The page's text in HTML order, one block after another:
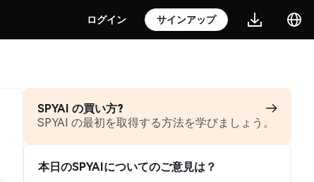
ログイン サインアップ
SPYAI の買い方?
SPYAI の最初を取得する方法を学びましょう。
本日のSPYAIについてのご意見は？